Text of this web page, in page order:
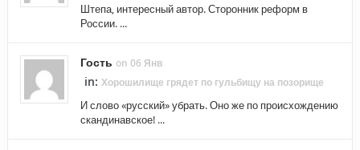
Штепа, интересный автор. Сторонник реформ в
России. ...
Гость on 06 Янв
in: Хорошилище грядет по гульбищу на позорище
И слово «русский» убрать. Оно же по происхождению
скандинавское! ...